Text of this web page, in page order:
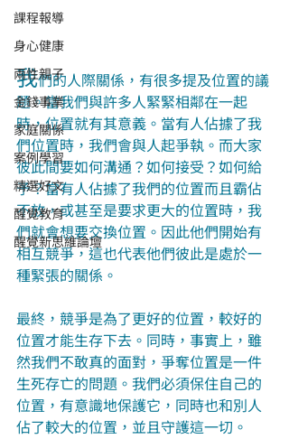
課程報導
身心健康
兩性親子
金錢事業
家庭關係
案例學習
精選好文
醒覺教育
醒覺新思維論壇
我們的人際關係，有很多提及位置的議
題。當我們與許多人緊緊相鄰在一起
時，位置就有其意義。當有人佔據了我
們位置時，我們會與人起爭執。而大家
彼此間要如何溝通？如何接受？如何給
予？當有人佔據了我們的位置而且霸佔
不放，或甚至是要求更大的位置時，我
們就會想要交換位置。因此他們開始有
相互競爭，這也代表他們彼此是處於一
種緊張的關係。
最終，競爭是為了更好的位置，較好的
位置才能生存下去。同時，事實上，雖
然我們不敢真的面對，爭奪位置是一件
生死存亡的問題。我們必須保住自己的
位置，有意識地保護它，同時也和別人
佔了較大的位置，並且守護這一切。